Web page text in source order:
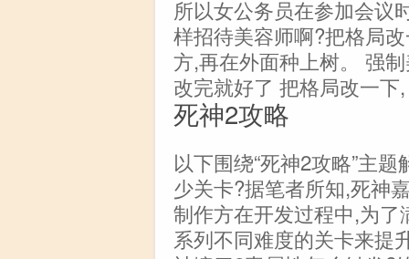
所以女公务员在参加会议
样招待美容师啊?把格局
方,再在外面种上树。 强
改完就好了 把格局改一下,
死神2攻略
以下围绕“死神2攻略”主
少关卡?据笔者所知,死神
制作方在开发过程中,为
系列不同难度的关卡来提